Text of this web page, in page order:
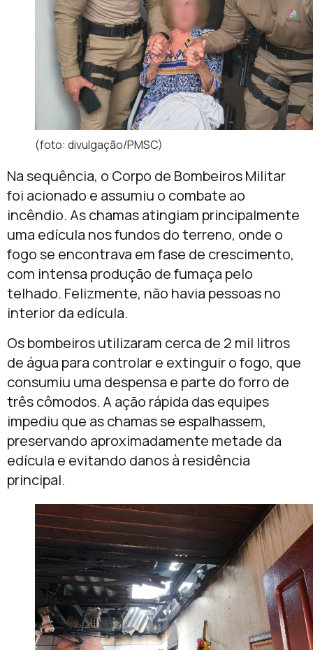
(foto: divulgação/PMSC)
Na sequência, o Corpo de Bombeiros Militar
foi acionado e assumiu o combate ao
incêndio. As chamas atingiam principalmente
uma edícula nos fundos do terreno, onde o
fogo se encontrava em fase de crescimento,
com intensa produção de fumaça pelo
telhado. Felizmente, não havia pessoas no
interior da edícula.
Os bombeiros utilizaram cerca de 2 mil litros
de água para controlar e extinguir o fogo, que
consumiu uma despensa e parte do forro de
três cômodos. A ação rápida das equipes
impediu que as chamas se espalhassem,
preservando aproximadamente metade da
edícula e evitando danos à residência
principal.